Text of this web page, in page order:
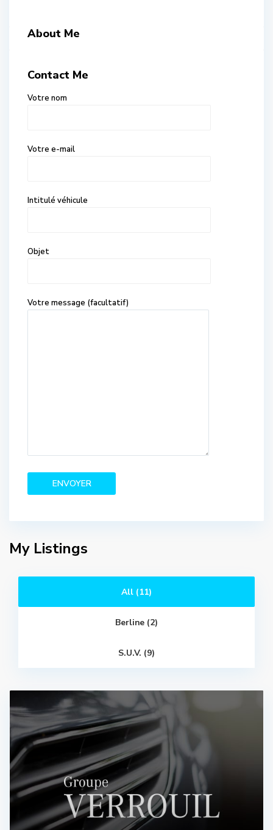
About Me
Contact Me
Votre nom
Votre e-mail
Intitulé véhicule
Objet
Votre message (facultatif)
My Listings
All (11)
Berline (2)
S.U.V. (9)